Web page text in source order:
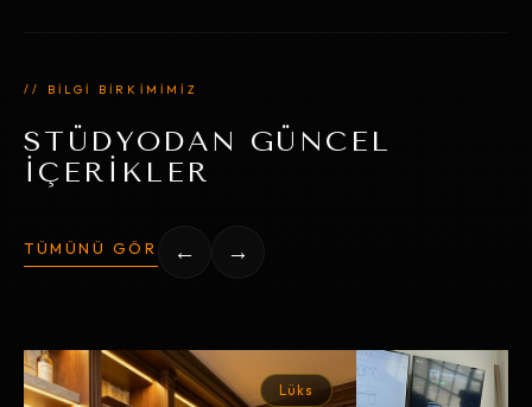
// BİLGİ BİRKİMİMİZ
STÜDYODAN GÜNCEL
İÇERİKLER
TÜMÜNÜ GÖR ← →
Lüks